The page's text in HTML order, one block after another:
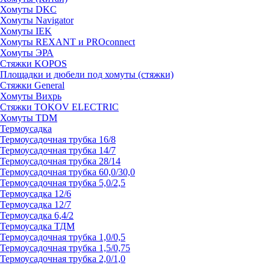
Хомуты DKC
Хомуты Navigator
Хомуты IEK
Хомуты REXANT и PROconnect
Хомуты ЭРА
Стяжки KOPOS
Площадки и дюбели под хомуты (стяжки)
Стяжки General
Хомуты Вихрь
Стяжки TOKOV ELECTRIC
Хомуты TDM
Термоусадка
Термоусадочная трубка 16/8
Термоусадочная трубка 14/7
Термоусадочная трубка 28/14
Термоусадочная трубка 60,0/30,0
Термоусадочная трубка 5,0/2,5
Термоусадка 12/6
Термоусадка 12/7
Термоусадка 6,4/2
Термоусадка ТДМ
Термоусадочная трубка 1,0/0,5
Термоусадочная трубка 1,5/0,75
Термоусадочная трубка 2,0/1,0